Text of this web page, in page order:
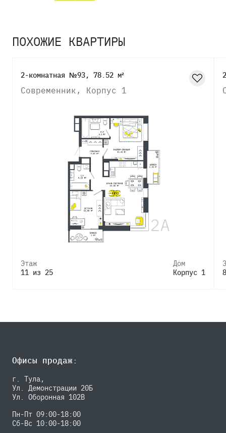
ПОХОЖИЕ КВАРТИРЫ
2-комнатная №93, 78.52 м²
Современник, Корпус 1
Этаж
11 из 25
Дом
Корпус 1
Офисы продаж:
г. Тула,
Ул. Демонстрации 20Б
Ул. Оборонная 102В
Пн-Пт 09:00-18:00
Сб-Вс 10:00-18:00